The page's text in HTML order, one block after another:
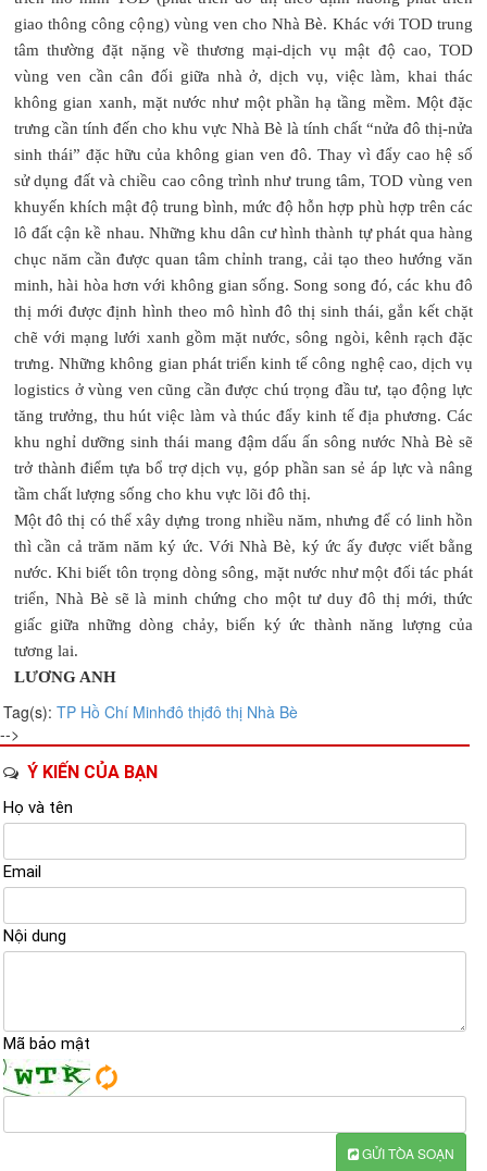
giao thông công cộng) vùng ven cho Nhà Bè. Khác với TOD trung
tâm thường đặt nặng về thương mại-dịch vụ mật độ cao, TOD
vùng ven cần cân đối giữa nhà ở, dịch vụ, việc làm, khai thác
không gian xanh, mặt nước như một phần hạ tầng mềm. Một đặc
trưng cần tính đến cho khu vực Nhà Bè là tính chất “nửa đô thị-nửa
sinh thái” đặc hữu của không gian ven đô. Thay vì đẩy cao hệ số
sử dụng đất và chiều cao công trình như trung tâm, TOD vùng ven
khuyến khích mật độ trung bình, mức độ hỗn hợp phù hợp trên các
lô đất cận kề nhau. Những khu dân cư hình thành tự phát qua hàng
chục năm cần được quan tâm chỉnh trang, cải tạo theo hướng văn
minh, hài hòa hơn với không gian sống. Song song đó, các khu đô
thị mới được định hình theo mô hình đô thị sinh thái, gắn kết chặt
chẽ với mạng lưới xanh gồm mặt nước, sông ngòi, kênh rạch đặc
trưng. Những không gian phát triển kinh tế công nghệ cao, dịch vụ
logistics ở vùng ven cũng cần được chú trọng đầu tư, tạo động lực
tăng trưởng, thu hút việc làm và thúc đẩy kinh tế địa phương. Các
khu nghỉ dưỡng sinh thái mang đậm dấu ấn sông nước Nhà Bè sẽ
trở thành điểm tựa bổ trợ dịch vụ, góp phần san sẻ áp lực và nâng
tầm chất lượng sống cho khu vực lõi đô thị.
Một đô thị có thể xây dựng trong nhiều năm, nhưng để có linh hồn
thì cần cả trăm năm ký ức. Với Nhà Bè, ký ức ấy được viết bằng
nước. Khi biết tôn trọng dòng sông, mặt nước như một đối tác phát
triển, Nhà Bè sẽ là minh chứng cho một tư duy đô thị mới, thức
giấc giữa những dòng chảy, biến ký ức thành năng lượng của
tương lai.
LƯƠNG ANH
Tag(s): TP Hồ Chí Minhđô thịđô thị Nhà Bè
-->
Ý KIẾN CỦA BẠN
Họ và tên
Email
Nội dung
Mã bảo mật
GỬI TÒA SOẠN